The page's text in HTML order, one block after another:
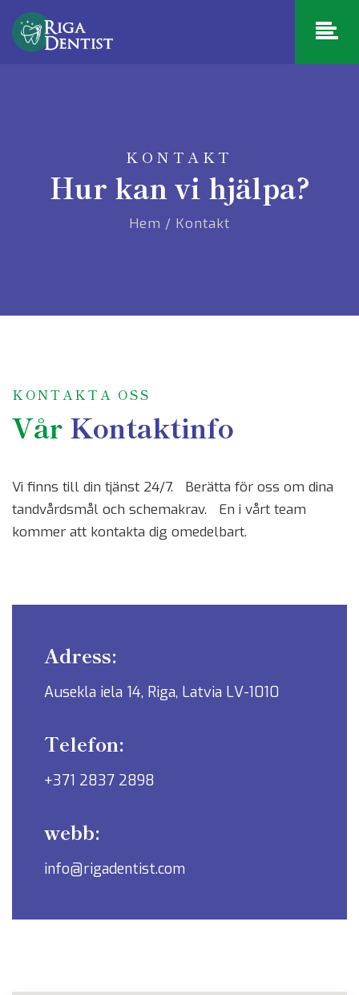
KONTAKT
Hur kan vi hjälpa?
Hem / Kontakt
KONTAKTA OSS
Vår Kontaktinfo
Vi finns till din tjänst 24/7. Berätta för oss om dina
tandvårdsmål och schemakrav. En i vårt team
kommer att kontakta dig omedelbart.
Adress:
Ausekla iela 14, Riga, Latvia LV-1010
Telefon:
+371 2837 2898
webb:
info@rigadentist.com